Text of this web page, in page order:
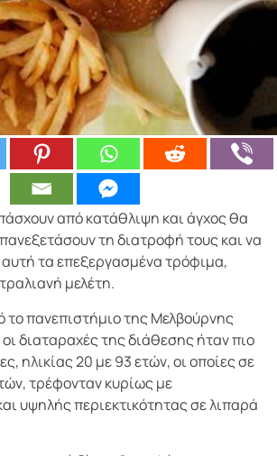
από κατάθλιψη και άγχος θα
τη διατροφή τους και να
τα επεξεργασμένα τρόφιμα,
μελέτη.
το πανεπιστήμιο της Μελβούρνης
διαταραχές της διάθεσης ήταν πιο
ηλικίας 20 με 93 ετών, οι οποίες σε
τρέφονταν κυρίως με
υψηλής περιεκτικότητας σε λιπαρά